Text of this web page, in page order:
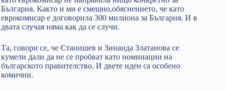
България. Както и ми е смешно,обяснението, че като
еврокомисар е договорила 300 милиона за България. И в
двата случая няма как да се случи.
Та, говори се, че Станишев и Зинаида Златанова се
кумели дали да не се пробват като номинации на
българското правителство. И двете идеи са особено
комични.